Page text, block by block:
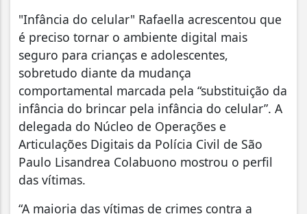
"Infância do celular" Rafaella acrescentou que
é preciso tornar o ambiente digital mais
seguro para crianças e adolescentes,
sobretudo diante da mudança
comportamental marcada pela “substituição da
infância do brincar pela infância do celular”. A
delegada do Núcleo de Operações e
Articulações Digitais da Polícia Civil de São
Paulo Lisandrea Colabuono mostrou o perfil
das vítimas.
“A maioria das vítimas de crimes contra a